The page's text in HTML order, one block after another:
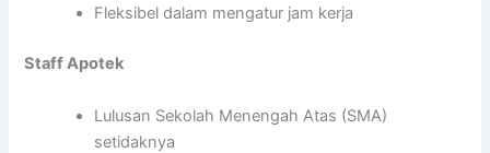
Fleksibel dalam mengatur jam kerja
Staff Apotek
Lulusan Sekolah Menengah Atas (SMA)
setidaknya